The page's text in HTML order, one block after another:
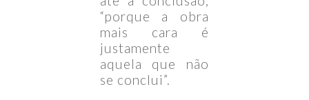
“porque a obra
mais cara é
justamente
aquela que não
se conclui”.